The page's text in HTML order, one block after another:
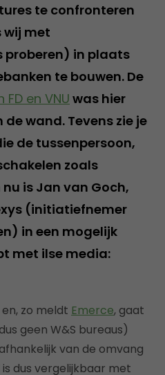
te confronteren
wij met
proberen) in plaats
te bouwen. De
en VNU was hier
wand. Tevens zie je
de tussenpersoon,
zoals
nu is Jan van Goch,
(initiatiefnemer
in een mogelijk
met ilse media:
zo meldt Emerce, gaat
geen W&S bureaus)
van de omvang
dus vergelijkbaar met